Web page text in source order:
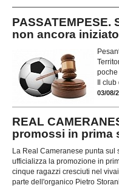
PASSATEMPESE.
non ancora iniziato
Il
03/08/
REAL
promossi in prima
La Real Cameranese punta sul
ufficializza la promozione in
cinque ragazzi cresciuti nel
parte dell'organico Pietro Storani